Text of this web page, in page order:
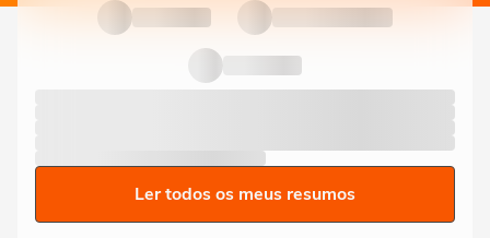
Ler todos os meus resumos